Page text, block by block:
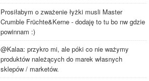
Prosiłabym o zważenie łyżki musli Master
Crumble Früchte&Kerne - dodaję to tu bo nw gdzie
powinnam :)
@Kalaa: przykro mi, ale póki co nie ważymy
produktów należących do marek własnych
sklepów / marketów.